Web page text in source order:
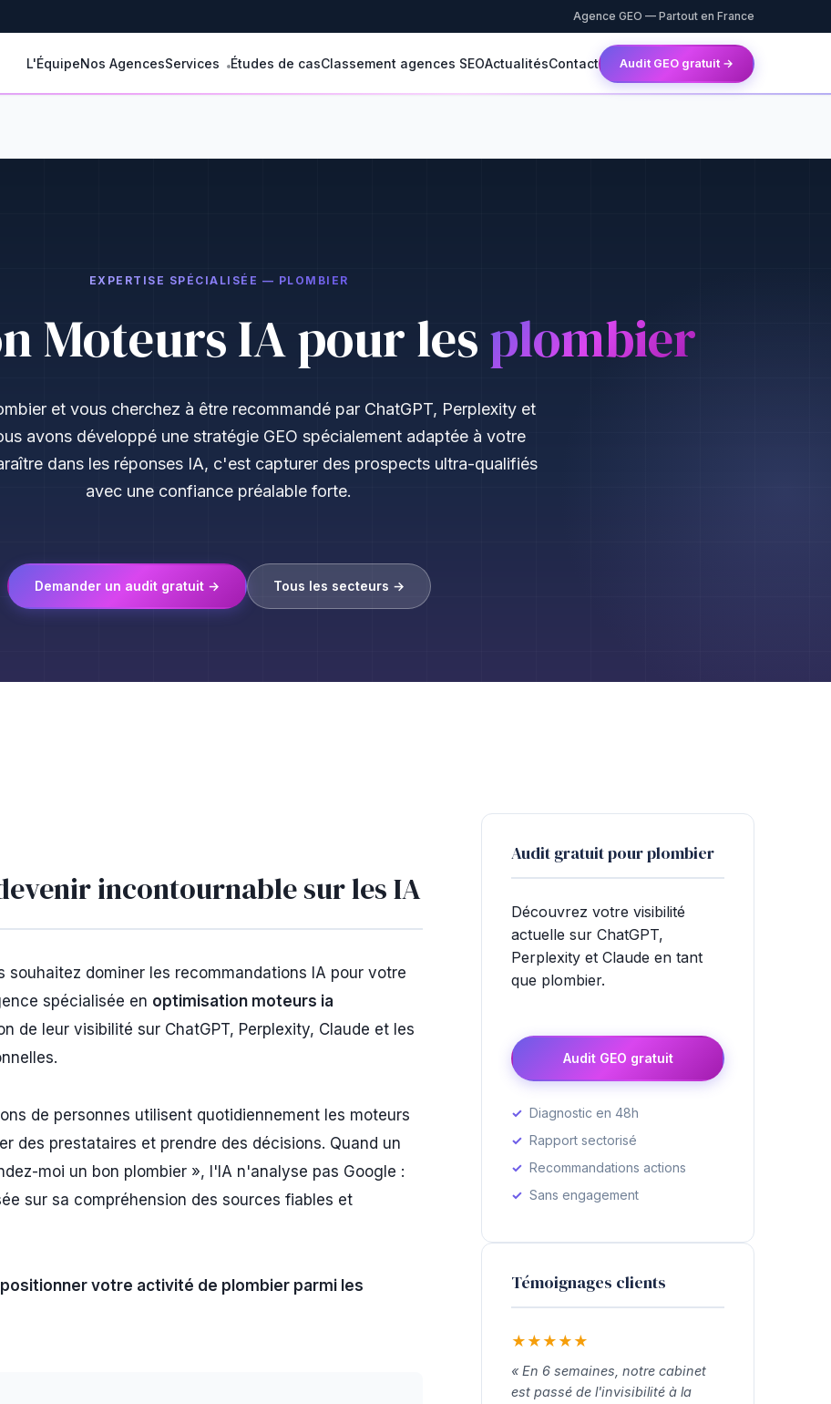
Agence GEO — Partout en France
L'ÉquipeNos AgencesServices Études de casClassement agences SEOActualitésContact Audit GEO gratuit →
EXPERTISE SPÉCIALISÉE — PLOMBIER
Moteurs IA pour lesplombier
et vous cherchez à être recommandé par ChatGPT, Perplexity et
avons développé une stratégie GEO spécialement adaptée à votre
dans les réponses IA, c'est capturer des prospects ultra-qualifiés
avec une confiance préalable forte.
Demander un audit gratuit → Tous les secteurs →
incontournable sur les IA
souhaitez dominer les recommandations IA pour votre
spécialisée en optimisation moteurs ia
de leur visibilité sur ChatGPT, Perplexity, Claude et les
de personnes utilisent quotidiennement les moteurs
des prestataires et prendre des décisions. Quand un
moi un bon plombier », l'IA n'analyse pas Google :
sur sa compréhension des sources fiables et
positionner votre activité de plombier parmi les
Audit gratuit pour plombier
Découvrez votre visibilité
actuelle sur ChatGPT,
Perplexity et Claude en tant
que plombier.
Audit GEO gratuit
Diagnostic en 48h
Rapport sectorisé
Recommandations actions
Sans engagement
Témoignages clients
★ ★ ★ ★ ★
« En 6 semaines, notre cabinet
est passé de l'invisibilité à la